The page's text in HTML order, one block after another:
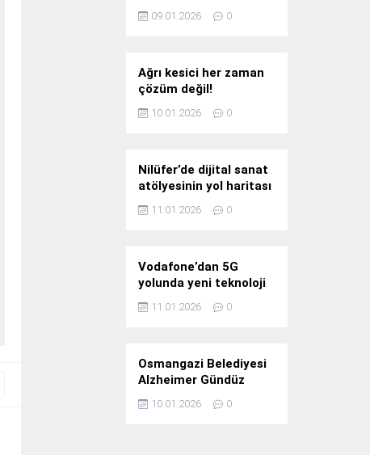
09.01.2026 0
Ağrı kesici her zaman
çözüm değil!
10.01.2026 0
Nilüfer’de dijital sanat
atölyesinin yol haritası
konuşuldu
11.01.2026 0
Vodafone’dan 5G
yolunda yeni teknoloji
yatırımı
11.01.2026 0
Osmangazi Belediyesi
Alzheimer Gündüz
Bakım Evi 3. Yılını
Kutladı
10.01.2026 0